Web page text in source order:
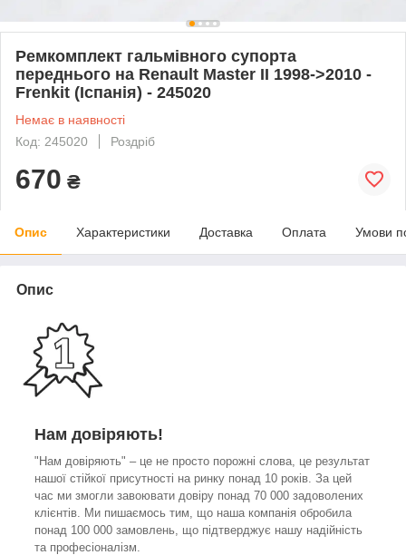
Ремкомплект гальмівного супорта
переднього на Renault Master II 1998->2010 -
Frenkit (Іспанія) - 245020
Немає в наявності
Код: 245020
Роздріб
670 ₴
Опис Характеристики Доставка Оплата Умови
Опис
Нам довіряють!
"Нам довіряють" – це не просто порожні слова, це результат
нашої стійкої присутності на ринку понад 10 років. За цей
час ми змогли завоювати довіру понад 70 000 задоволених
клієнтів. Ми пишаємось тим, що наша компанія обробила
понад 100 000 замовлень, що підтверджує нашу надійність
та професіоналізм.